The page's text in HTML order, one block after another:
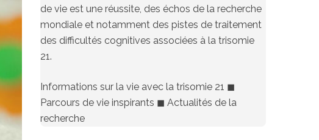
de vie est une réussite, des échos de la recherche
mondiale et notamment des pistes de traitement
des difficultés cognitives associées à la trisomie
21.
Informations sur la vie avec la trisomie 21 ◼︎
Parcours de vie inspirants ◼︎ Actualités de la
recherche